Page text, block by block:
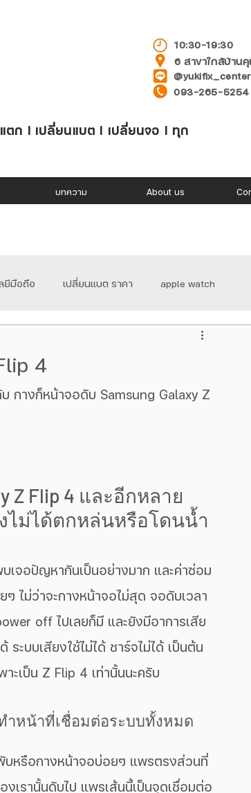
10:30-19:30
6 สาขาใกล้บ้าน
@yukifix_center
093-265-5254
ก l เปลี่ยนแบต l เปลี่ยนจอ l ทุก
ยีมือถือ เปลี่ยนแบต ราคา apple watch
ซ่อมหน้าจอ iphone ไอโฟนหน้าจอเขียว
Macbook OnePlus
4
Z Flip 4 และอีกหลาย
ไม่ได้ตกหล่นหรือโดนน้ำ
ไม่ว่าจะกางหน้าจอไม่สุด จอดับเวลา
off ไปเลยก็มี และยังมีอาการเสีย
ะบบเสียงใช้ไม่ได้ ชาร์จไม่ได้ เป็นต้น
ะเป็น Z Flip 4 เท่านั้นนะครับ
ำหน้าที่เชื่อมต่อระบบทั้งหมด
เรานั้นดับไป แพรเส้นนี้เป็นจุดเชื่อมต่อ
บทความ About us